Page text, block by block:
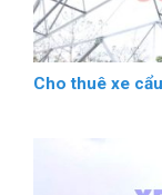
Cho thuê xe